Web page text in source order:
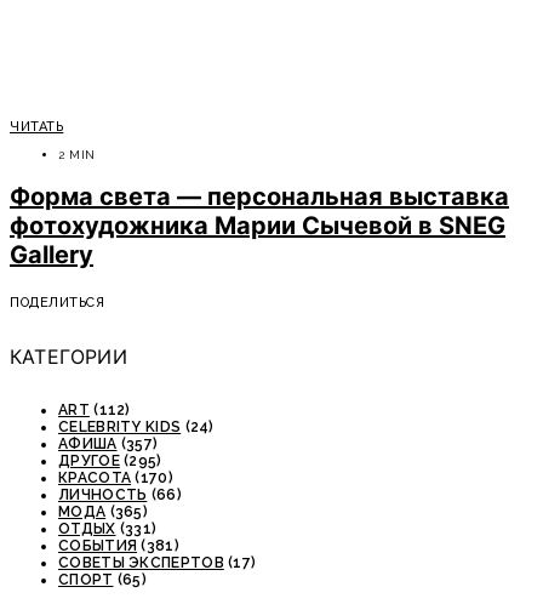
ЧИТАТЬ
2 MIN
Форма света — персональная выставка
фотохудожника Марии Сычевой в SNEG
Gallery
ПОДЕЛИТЬСЯ
КАТЕГОРИИ
ART (112)
CELEBRITY KIDS (24)
АФИША (357)
ДРУГОЕ(295)
КРАСОТА (170)
ЛИЧНОСТЬ (66)
МОДА (365)
ОТДЫХ (331)
СОБЫТИЯ (381)
СОВЕТЫ ЭКСПЕРТОВ (17)
СПОРТ (65)